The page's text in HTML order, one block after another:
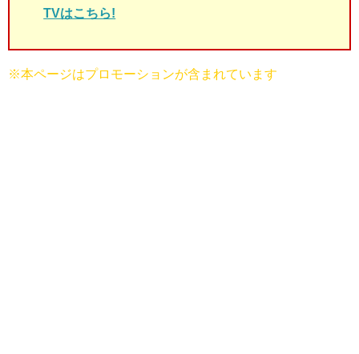
TVはこちら!
※本ページはプロモーションが含まれています